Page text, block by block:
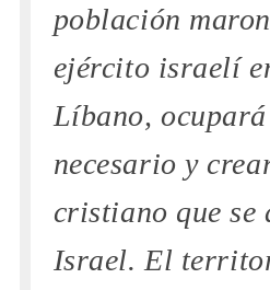
población
ejército israelí
Líbano,
necesario y
cristiano que se
Israel. El